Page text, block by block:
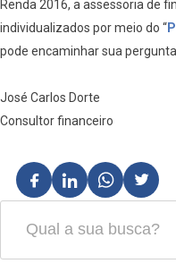
Renda 2016, a assessoria de
individualizados por meio do “
pode encaminhar sua
José Carlos Dorte
Consultor financeiro